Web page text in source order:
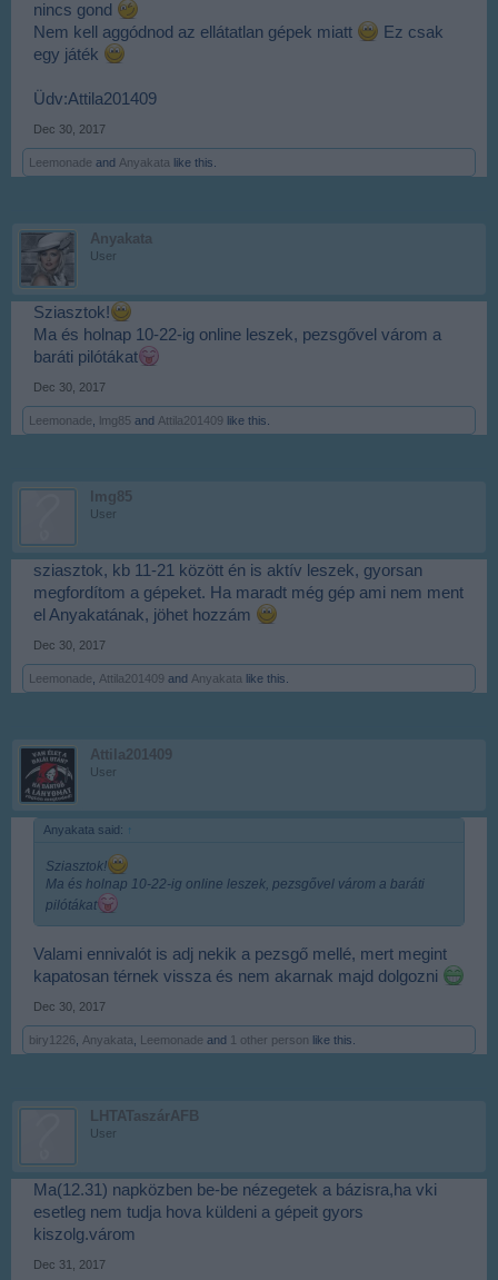
nincs gond
Nem kell aggódnod az ellátatlan gépek miatt
Ez csak
egy játék
Üdv:Attila201409
Dec 30, 2017
Leemonade and Anyakata like this.
Anyakata
User
Sziasztok!
Ma és holnap 10-22-ig online leszek, pezsgővel várom a
baráti pilótákat
Dec 30, 2017
Leemonade lmg85 and Attila201409 like this.
lmg85
User
sziasztok, kb 11-21 között én is aktív leszek, gyorsan
megfordítom a gépeket. Ha maradt még gép ami nem ment
el Anyakatának, jöhet hozzám
Dec 30, 2017
Leemonade Attila201409 and Anyakata like this.
Attila201409
User
Anyakata said: ↑
Sziasztok!
Ma és holnap 10-22-ig online leszek, pezsgővel várom a baráti
pilótákat
Valami ennivalót is adj nekik a pezsgő mellé, mert megint
kapatosan térnek vissza és nem akarnak majd dolgozni
Dec 30, 2017
biry1226 Anyakata Leemonade and 1 other person like this.
LHTATaszárAFB
User
Ma(12.31) napközben be-be nézegetek a bázisra,ha vki
esetleg nem tudja hova küldeni a gépeit gyors
kiszolg.várom
Dec 31, 2017